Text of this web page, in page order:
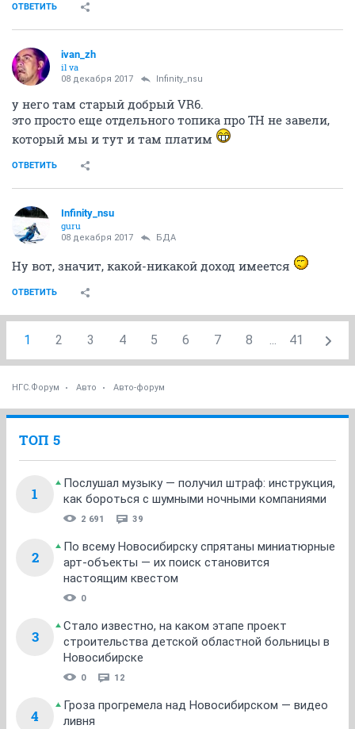
ОТВЕТИТЬ
ivаn_zh
il va
08 декабря 2017 Infinity_nsu
у него там старый добрый VR6.
это просто еще отдельного топика про ТН не завели,
который мы и тут и там платим
ОТВЕТИТЬ
Infinity_nsu
guru
08 декабря 2017 БДА
Ну вот, значит, какой-никакой доход имеется
ОТВЕТИТЬ
1 2 3 4 5 6 7 8 ... 41
НГС.Форум Авто Авто-форум
ТОП 5
1
Послушал музыку — получил штраф: инструкция,
как бороться с шумными ночными компаниями
2 691 39
2
По всему Новосибирску спрятаны миниатюрные
арт-объекты — их поиск становится
настоящим квестом
0
3
Стало известно, на каком этапе проект
строительства детской областной больницы в
Новосибирске
0 12
4
Гроза прогремела над Новосибирском — видео
ливня